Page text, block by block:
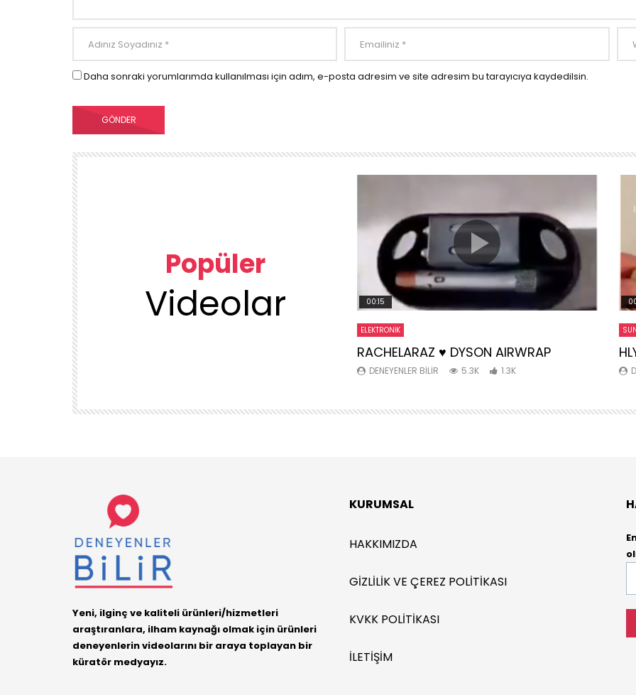
Daha sonraki yorumlarımda kullanılması için adım, e-posta adresim ve site adresim bu tarayıcıya kaydedilsin.
Popüler
Videolar 00:15
ELEKTRONIK
RACHELARAZ ♥️ DYSON AIRWRAP
DENEYENLER BILIR 5.3K 1.3K
Yeni, ilginç ve kaliteli ürünleri/hizmetleri
araştıranlara, ilham kaynağı olmak için ürünleri
deneyenlerin videolarını bir araya toplayan bir
küratör medyayız.
KURUMSAL
HAKKIMIZDA
GIZLILIK VE ÇEREZ POLITIKASI
KVKK POLITIKASI
İLETIŞIM